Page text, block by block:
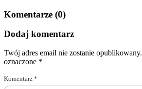
Komentarze (0)
Dodaj komentarz
Twój adres email nie zostanie opublikowany.
oznaczone *
Komentarz *